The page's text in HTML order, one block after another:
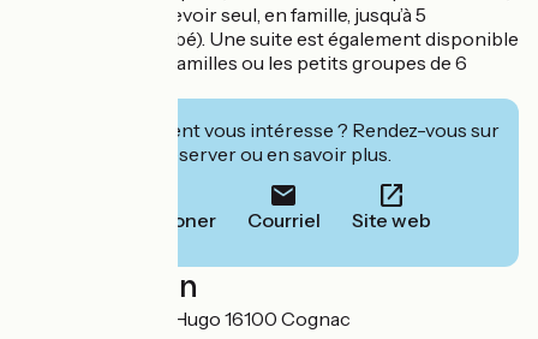
pouvant vous recevoir seul, en famille, jusqu’à 5
personnes (+ 1 bébé). Une suite est également disponible
pour les grandes familles ou les petits groupes de 6
Cet établissement vous intéresse ? Rendez-vous sur
leur site pour réserver ou en savoir plus.
Téléphoner Courriel Site web
Localisation
25 avenue Victor Hugo 16100 Cognac